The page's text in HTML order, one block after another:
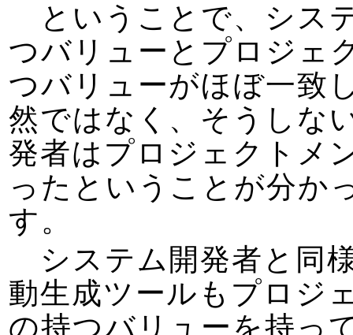
ということで、シス
つバリューとプロジェ
つバリューがほぼ一致
然ではなく、そうしな
発者はプロジェクトメ
ったということが分か
す。
システム開発者と同
動生成ツールもプロジ
の持つバリューを持っ